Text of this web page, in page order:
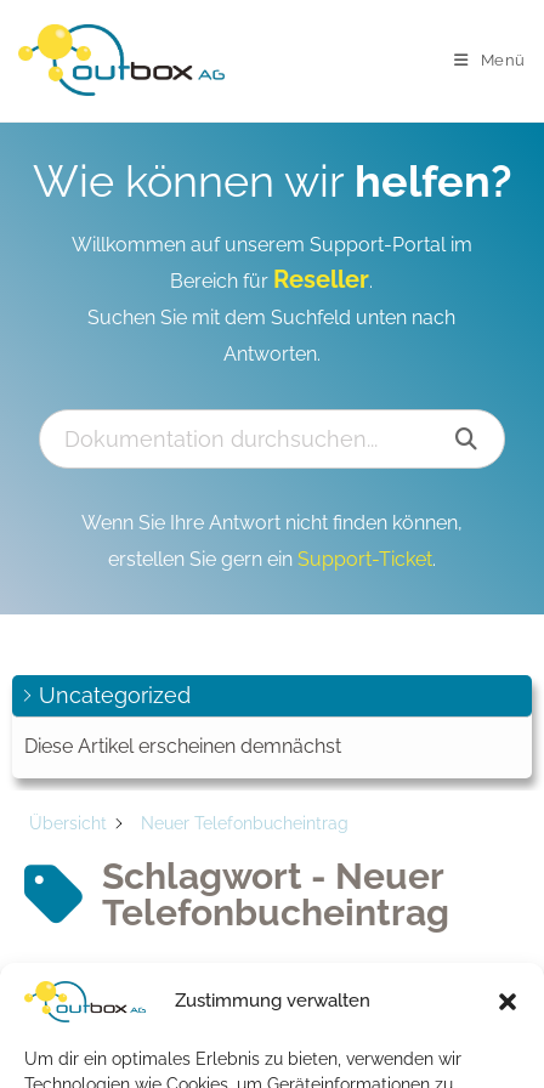
Zustimmung verwalten
Um dir ein optimales Erlebnis zu bieten, verwenden wir
Menü
Wie können wir helfen?
Willkommen auf unserem Support-Portal im
Bereich für Reseller.
Suchen Sie mit dem Suchfeld unten nach
Antworten.
Wenn Sie Ihre Antwort nicht finden können,
erstellen Sie gern ein Support-Ticket.
Uncategorized
Diese Artikel erscheinen demnächst
Übersicht Neuer Telefonbucheintrag
Schlagwort - Neuer
Telefonbucheintrag
Artikel
einem abweichenden Anschlussinhaber